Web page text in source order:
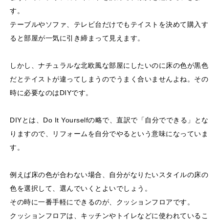
す。
テーブルやソファ、テレビ台だけでもテイストを決めて購入す
ると部屋が一気に引き締まって見えます。
しかし、ナチュラルな北欧風な部屋にしたいのに床の色が黒色
だとテイストが違ってしまうのでうまく合いませんよね。その
時に必要なのはDIYです。
DIYとは、Do It Yourselfの略で、直訳で「自分でできる」とな
りますので、リフォームを自分でやるという意味になっていま
す。
例えば床の色が合わない場合、自分がなりたいスタイルの床の
色を選択して、選んでいくとよいでしょう。
その時に一番手軽にできるのが、クッションフロアです。
クッションフロアは、キッチンやトイレなどに使われているこ